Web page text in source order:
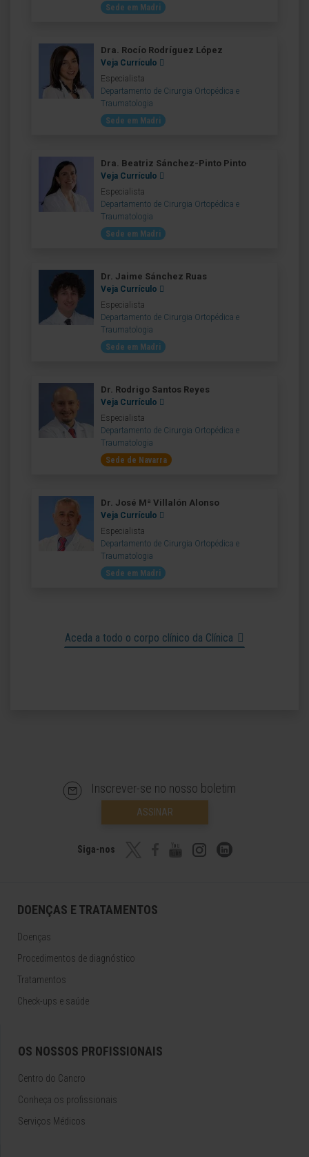
Sede em Madri
Dra. Rocío Rodríguez López
Veja Currículo
Especialista
Departamento de Cirurgia Ortopédica e
Traumatologia
Sede em Madri
Dra. Beatriz Sánchez-Pinto Pinto
Veja Currículo
Especialista
Departamento de Cirurgia Ortopédica e
Traumatologia
Sede em Madri
Dr. Jaime Sánchez Ruas
Veja Currículo
Especialista
Departamento de Cirurgia Ortopédica e
Traumatologia
Sede em Madri
Dr. Rodrigo Santos Reyes
Veja Currículo
Especialista
Departamento de Cirurgia Ortopédica e
Traumatologia
Sede de Navarra
Dr. José Mª Villalón Alonso
Veja Currículo
Especialista
Departamento de Cirurgia Ortopédica e
Traumatologia
Sede em Madri
Aceda a todo o corpo clínico da Clínica
Inscrever-se no nosso boletim
ASSINAR
Siga-nos
DOENÇAS E TRATAMENTOS
Doenças
Procedimentos de diagnóstico
Tratamentos
Check-ups e saúde
OS NOSSOS PROFISSIONAIS
Centro do Cancro
Conheça os profissionais
Serviços Médicos